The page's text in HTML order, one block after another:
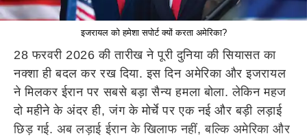
इजरायल को हमेशा सपोर्ट क्यों करता अमेरिका?
28 फरवरी 2026 की तारीख ने पूरी दुनिया की सियासत का
नक्शा ही बदल कर रख दिया. इस दिन अमेरिका और इजरायल
ने मिलकर ईरान पर सबसे बड़ा सैन्य हमला बोला. लेकिन महज
दो महीने के अंदर ही, जंग के मोर्चे पर एक नई और बड़ी लड़ाई
छिड़ गई. अब लड़ाई ईरान के खिलाफ नहीं, बल्कि अमेरिका और